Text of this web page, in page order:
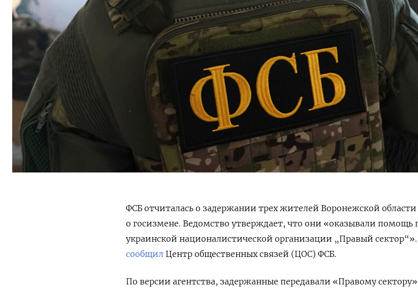
ФСБ отчиталась о задержании трех жителей Воронежской области
о госизмене. Ведомство утверждает, что они «оказывали помощь
украинской националистической организации „Правый
сообщил Центр общественных связей (ЦОС) ФСБ.
По версии агентства, задержанные передавали «Правому